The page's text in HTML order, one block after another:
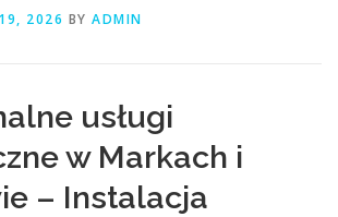
2026 BY ADMIN
usługi
w Markach i
– Instalacja